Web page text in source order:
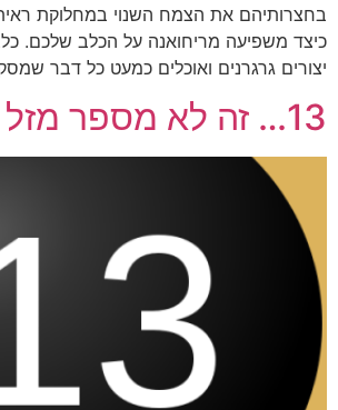
בחצרותיהם את הצמח השנוי במחלוקת
כיצד משפיעה מריחואנה על הכלב שלכם.
יצורים גרגרנים ואוכלים כמעט כל דבר
13… זה לא מספר מזל בדר"כ?